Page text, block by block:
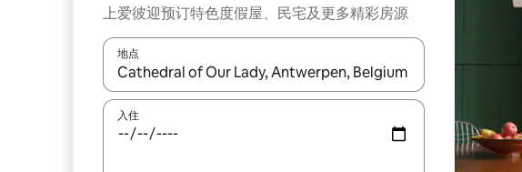
上爱彼迎预订特色度假屋、民宅及更多精彩房源
地点
如有搜索结果，请使用上下方向键查看，或通过点击或滑动手势浏览。
入住